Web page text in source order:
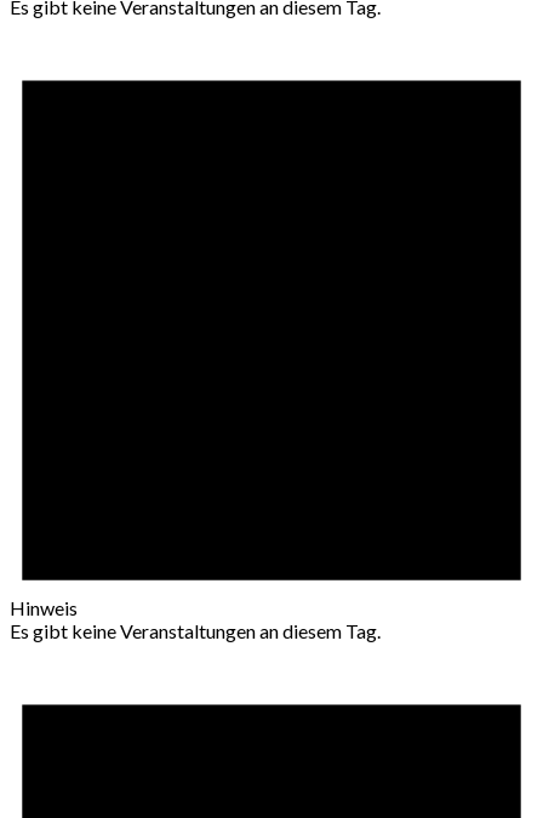
Es gibt keine Veranstaltungen an diesem Tag.
Hinweis
Es gibt keine Veranstaltungen an diesem Tag.